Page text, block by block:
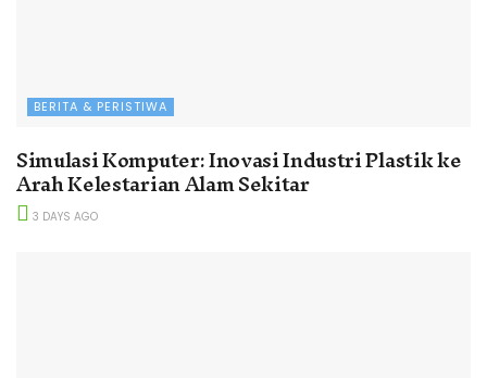
BERITA & PERISTIWA
Simulasi Komputer: Inovasi Industri Plastik ke
Arah Kelestarian Alam Sekitar
3 DAYS AGO